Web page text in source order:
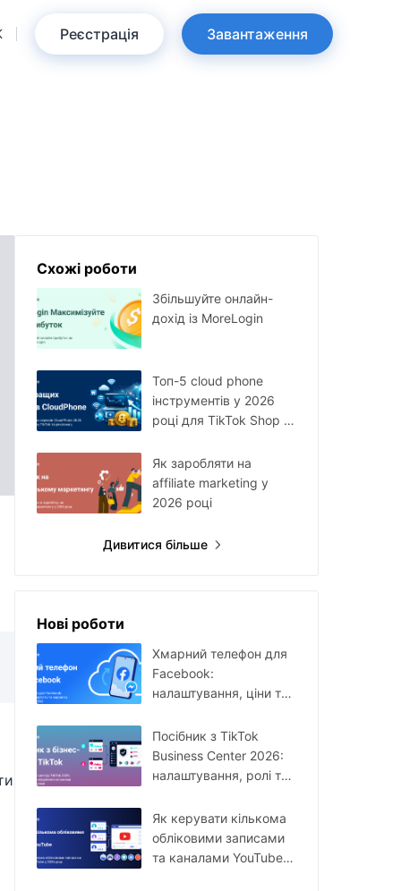
Реєстрація Завантаження
Схожі роботи
Збільшуйте онлайн-
дохід із MoreLogin
Топ-5 cloud phone
інструментів у 2026
році для TikTok Shop і
Як заробляти на
affiliate marketing у
2026 році
Дивитися більше
Нові роботи
Хмарний телефон для
Facebook:
налаштування, ціни та
у 2026 році
Посібник з TikTok
Business Center 2026:
налаштування, ролі та
акаунтами
Як керувати кількома
обліковими записами
та каналами YouTube у